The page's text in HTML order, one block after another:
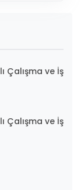
Çalışma ve İş
Çalışma ve İş